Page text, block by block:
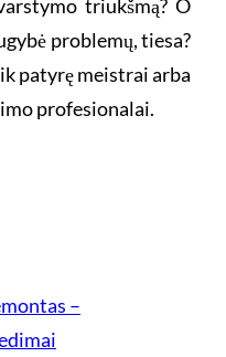
triukšmą? O
problemų, tiesa?
patyrę meistrai arba
profesionalai.
–